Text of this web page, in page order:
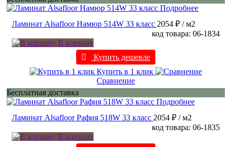
Подробнее
Ламинат Alsafloor Намюр 514W 33 класс 2054 ₽ / м2
код товара: 06-1834
В корзину
Купить дешевле
Купить в 1 клик
Сравнение
Бесплатная доставка
Подробнее
Ламинат Alsafloor Рафия 518W 33 класс 2054 ₽ / м2
код товара: 06-1835
В корзину